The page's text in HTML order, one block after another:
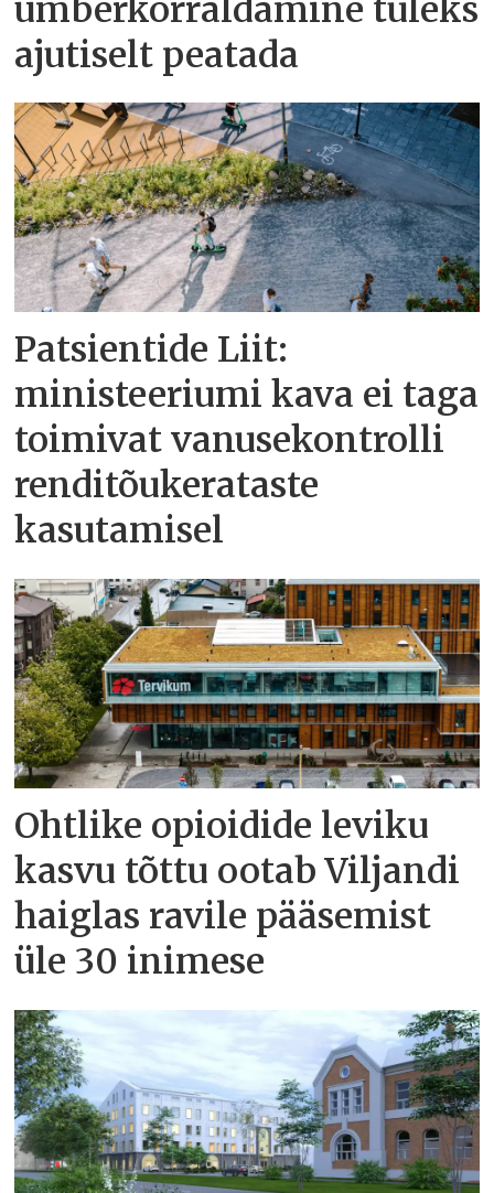
ümberkorraldamine tuleks
ajutiselt peatada
Patsientide Liit:
ministeeriumi kava ei taga
toimivat vanusekontrolli
renditõukerataste
kasutamisel
Ohtlike opioidide leviku
kasvu tõttu ootab Viljandi
haiglas ravile pääsemist
üle 30 inimese